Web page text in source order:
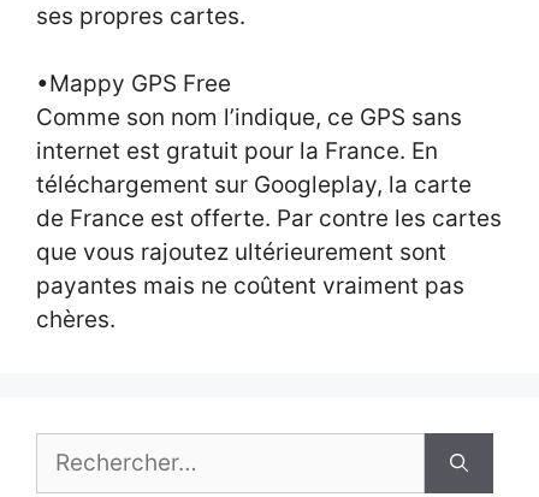
ses propres cartes.
•Mappy GPS Free
Comme son nom l’indique, ce GPS sans
internet est gratuit pour la France. En
téléchargement sur Googleplay, la carte
de France est offerte. Par contre les cartes
que vous rajoutez ultérieurement sont
payantes mais ne coûtent vraiment pas
chères.